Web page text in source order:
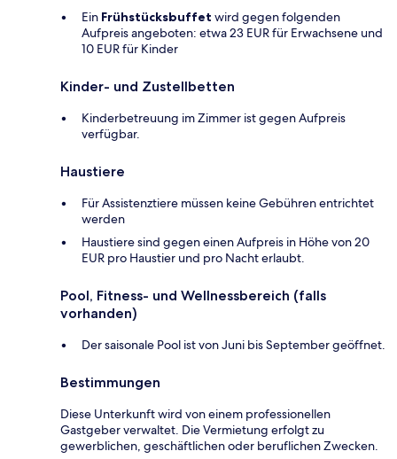
Ein Frühstücksbuffet wird gegen folgenden
Aufpreis angeboten: etwa 23 EUR für Erwachsene und
10 EUR für Kinder
Kinder- und Zustellbetten
Kinderbetreuung im Zimmer ist gegen Aufpreis
verfügbar.
Haustiere
Für Assistenztiere müssen keine Gebühren entrichtet
werden
Haustiere sind gegen einen Aufpreis in Höhe von 20
EUR pro Haustier und pro Nacht erlaubt.
Pool, Fitness- und Wellnessbereich (falls
vorhanden)
Der saisonale Pool ist von Juni bis September geöffnet.
Bestimmungen
Diese Unterkunft wird von einem professionellen
Gastgeber verwaltet. Die Vermietung erfolgt zu
gewerblichen, geschäftlichen oder beruflichen Zwecken.